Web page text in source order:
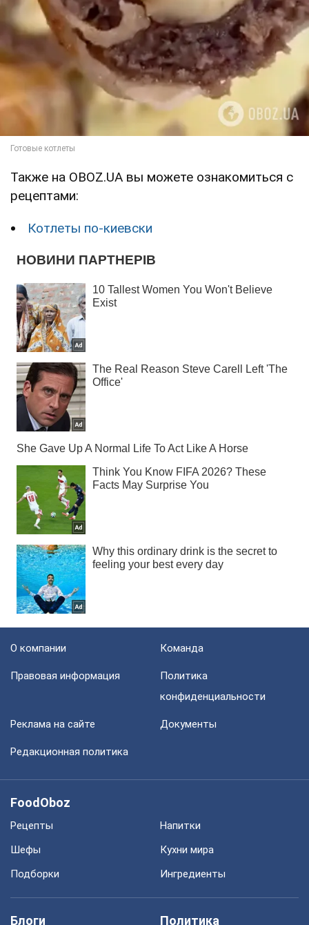
Также на OBOZ.UA вы можете ознакомиться с
рецептами:
Котлеты по-киевски
О компании Команда
Правовая информация
Политика
конфиденциальности
Реклама на сайте Документы
Редакционная политика
FoodOboz
Рецепты
Напитки
Шефы
Кухни мира
Подборки
Ингредиенты
Блоги Политика